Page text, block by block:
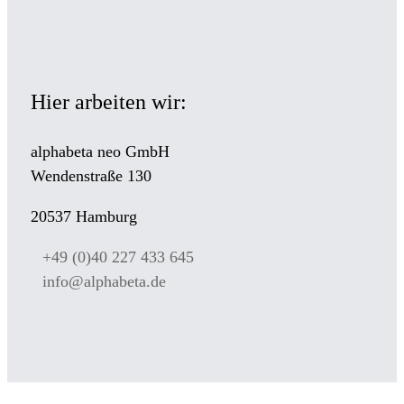
Hier arbeiten wir:
alphabeta neo GmbH
Wendenstraße 130
20537 Hamburg
+49 (0)40 227 433 645
info@alphabeta.de